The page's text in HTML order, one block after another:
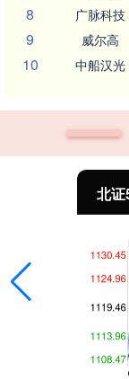
8 广脉科技
9 威尔高
10 中船汉光
北证50